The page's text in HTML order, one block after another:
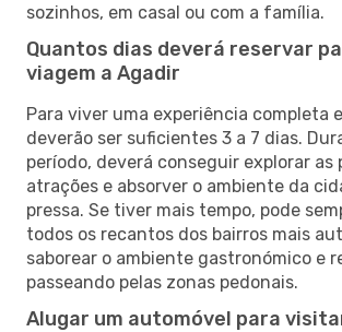
sozinhos, em casal ou com a família.
Quantos dias deverá reservar
viagem a Agadir
Para viver uma experiência completa
deverão ser suficientes 3 a 7 dias.
período, deverá conseguir explorar as
atrações e absorver o ambiente da
pressa. Se tiver mais tempo, pode
todos os recantos dos bairros mais
saborear o ambiente gastronómico e
passeando pelas zonas pedonais.
Alugar um automóvel para